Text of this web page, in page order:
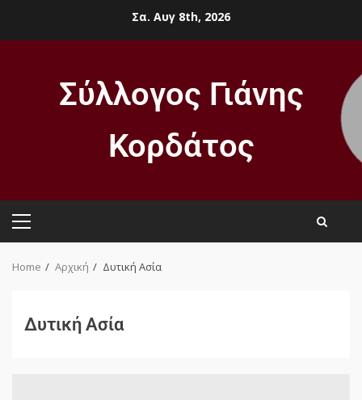
Σα. Αυγ 8th, 2026
Σύλλογος Γιάνης
Κορδάτος
Home Αρχική Δυτική Ασία
Δυτική Ασία